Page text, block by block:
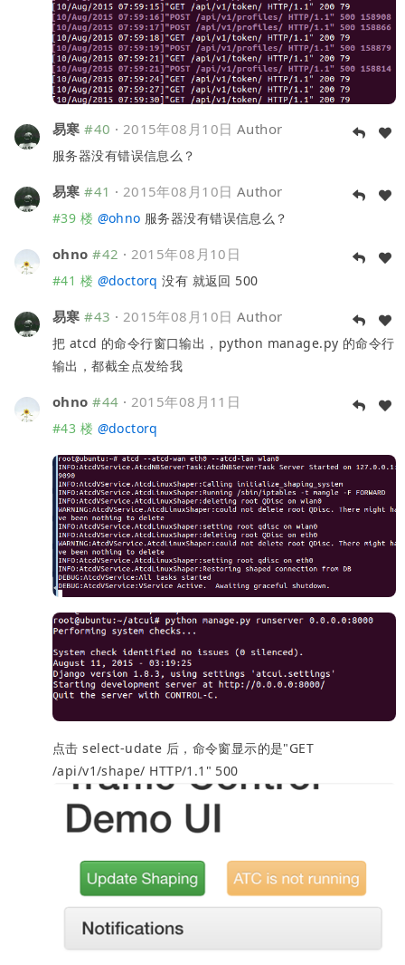
易寒 #40 · 2015年08月10日 Author
服务器没有错误信息么？
易寒 #41 · 2015年08月10日 Author
#39 楼 @ohno 服务器没有错误信息么？
ohno #42 · 2015年08月10日
#41 楼 @doctorq 没有 就返回 500
易寒 #43 · 2015年08月10日 Author
把 atcd 的命令行窗口输出，python manage.py 的命令行
输出，都截全点发给我
ohno #44 · 2015年08月11日
#43 楼 @doctorq
点击 select-udate 后，命令窗显示的是"GET
/api/v1/shape/ HTTP/1.1" 500